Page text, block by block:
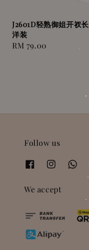
J2601D轻熟御姐开衩长
洋装
Regular
RM 79.00
Follow us
We accept